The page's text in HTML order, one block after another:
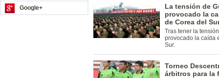
Google+
La tensión de
provocado la
de Corea del
Tras tener la
provocado la caída
Sur.
Torneo
árbitros para la